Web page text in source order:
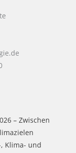
– Zwischen
Klima- und